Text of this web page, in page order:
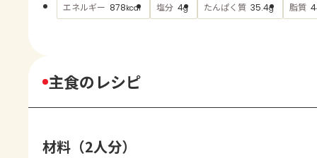
エネルギー 878kcal 塩分 4g たんぱく質 35.4g 脂質
主食のレシピ
材料（2人分）